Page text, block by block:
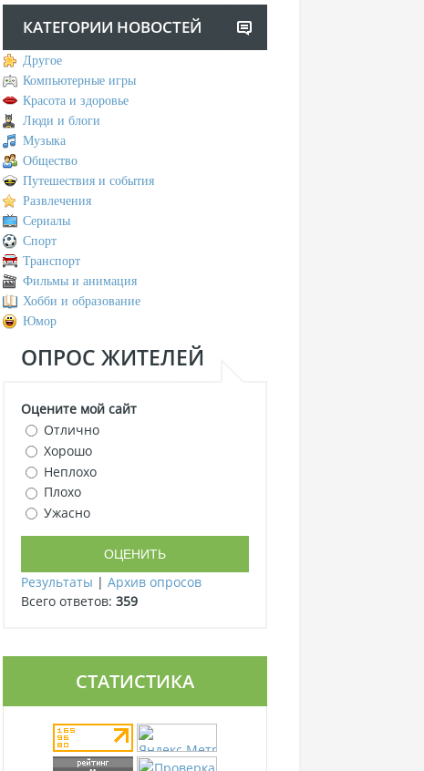
КАТЕГОРИИ НОВОСТЕЙ
Другое
Компьютерные игры
Красота и здоровье
Люди и блоги
Музыка
Общество
Путешествия и события
Развлечения
Сериалы
Спорт
Транспорт
Фильмы и анимация
Хобби и образование
Юмор
ОПРОС ЖИТЕЛЕЙ
Оцените мой сайт
Отлично
Хорошо
Неплохо
Плохо
Ужасно
Результаты | Архив опросов
Всего ответов: 359
СТАТИСТИКА